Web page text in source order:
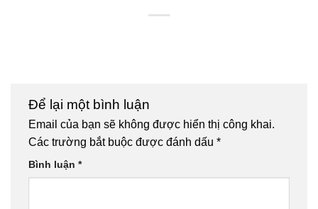
Để lại một bình luận
Email của bạn sẽ không được hiển thị công khai.
Các trường bắt buộc được đánh dấu *
Bình luận *